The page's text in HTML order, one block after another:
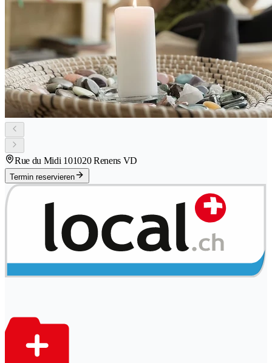
Rue du Midi 101020 Renens VD
Termin reservieren